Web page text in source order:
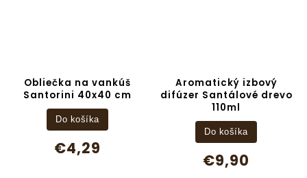
Obliečka na vankúš
Santorini 40x40 cm
€4,29
Do košíka
Aromatický izbový
difúzer Santálové drevo
110ml
€9,90
Do košíka